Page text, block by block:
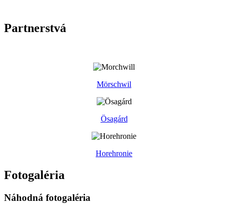
Partnerstvá
Mörschwil
Ösagárd
Horehronie
Fotogaléria
Náhodná fotogaléria